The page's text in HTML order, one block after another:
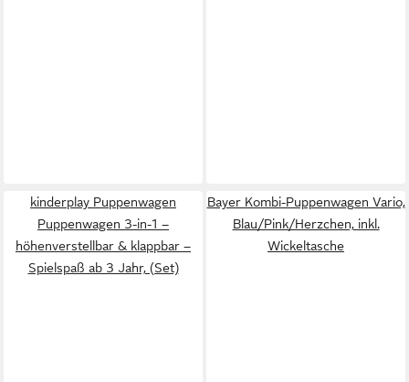
kinderplay Puppenwagen
Puppenwagen 3-in-1 –
höhenverstellbar & klappbar –
Spielspaß ab 3 Jahr, (Set)
Bayer Kombi-Puppenwagen Vario,
Blau/Pink/Herzchen, inkl.
Wickeltasche